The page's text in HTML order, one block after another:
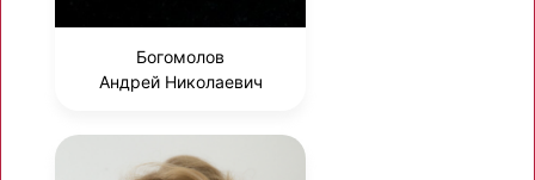
Богомолов
Андрей Николаевич